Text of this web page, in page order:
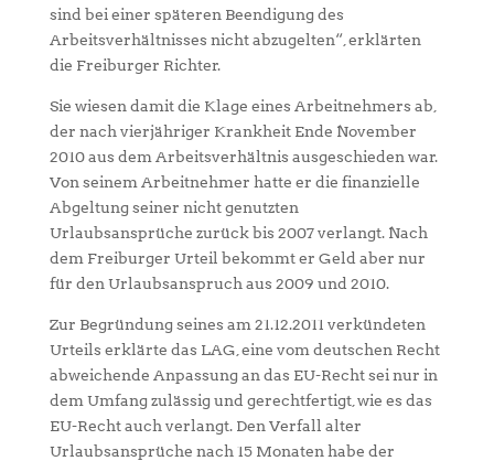
sind bei einer späteren Beendigung des
Arbeitsverhältnisses nicht abzugelten“, erklärten
die Freiburger Richter.
Sie wiesen damit die Klage eines Arbeitnehmers ab,
der nach vierjähriger Krankheit Ende November
2010 aus dem Arbeitsverhältnis ausgeschieden war.
Von seinem Arbeitnehmer hatte er die finanzielle
Abgeltung seiner nicht genutzten
Urlaubsansprüche zurück bis 2007 verlangt. Nach
dem Freiburger Urteil bekommt er Geld aber nur
für den Urlaubsanspruch aus 2009 und 2010.
Zur Begründung seines am 21.12.2011 verkündeten
Urteils erklärte das LAG, eine vom deutschen Recht
abweichende Anpassung an das EU-Recht sei nur in
dem Umfang zulässig und gerechtfertigt, wie es das
EU-Recht auch verlangt. Den Verfall alter
Urlaubsansprüche nach 15 Monaten habe der